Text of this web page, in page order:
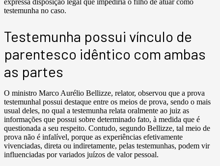
expressa disposição legal que impediria o filho de atuar como
testemunha no caso.
Testemunha possui vínculo de
parentesco idêntico com ambas
as partes
O ministro Marco Aurélio Bellizze, relator, observou que a prova
testemunhal possui destaque entre os meios de prova, sendo o mais
usual deles, no qual a testemunha relata oralmente ao juiz as
informações que possui sobre determinado fato, à medida que é
questionada a seu respeito. Contudo, segundo Bellizze, tal meio de
prova não é infalível, porque as experiências efetivamente
vivenciadas, direta ou indiretamente, pelas testemunhas, podem vir
influenciadas por variados juízos de valor pessoal.